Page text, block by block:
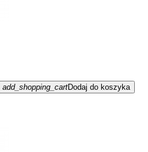
add_shopping_cartDodaj do koszyka